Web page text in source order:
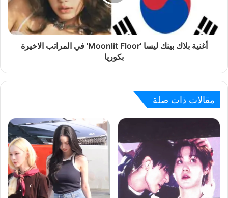
أغنية بلاك بينك ليسا 'Moonlit Floor' في المراتب الاخيرة
بكوريا
مقالات ذات صلة